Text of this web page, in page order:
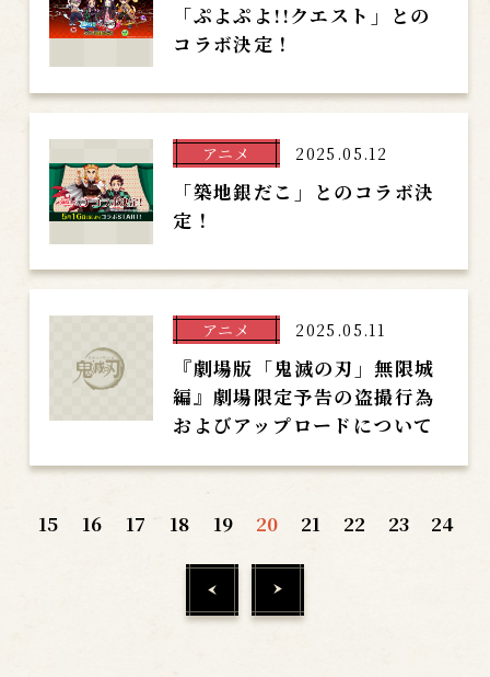
「ぷよぷよ!!クエスト」との
コラボ決定！
アニメ
「築地銀だこ」とのコラボ決
定！
2025.05.12
アニメ
『劇場版「鬼滅の刃」無限城
編』劇場限定予告の盗撮行為
およびアップロードについて
2025.05.11
15 16 17 18 19 20 21 22 23 24